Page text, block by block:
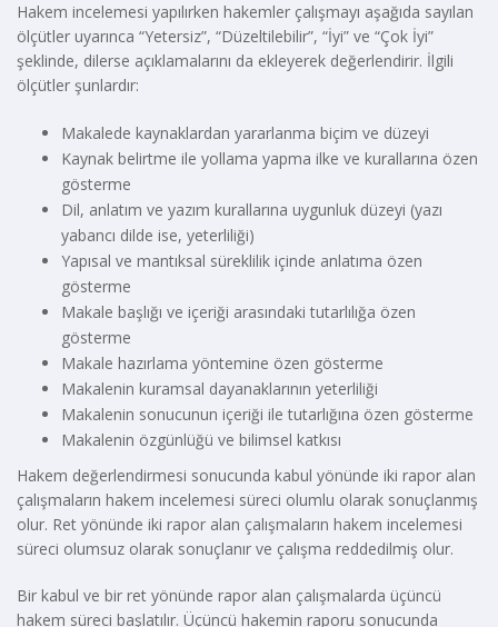
Hakem incelemesi yapılırken hakemler çalışmayı aşağıda sayılan
ölçütler uyarınca “Yetersiz”, “Düzeltilebilir”, “İyi” ve “Çok İyi”
şeklinde, dilerse açıklamalarını da ekleyerek değerlendirir. İlgili
ölçütler şunlardır:
Makalede kaynaklardan yararlanma biçim ve düzeyi
Kaynak belirtme ile yollama yapma ilke ve kurallarına özen
gösterme
Dil, anlatım ve yazım kurallarına uygunluk düzeyi (yazı
yabancı dilde ise, yeterliliği)
Yapısal ve mantıksal süreklilik içinde anlatıma özen
gösterme
Makale başlığı ve içeriği arasındaki tutarlılığa özen
gösterme
Makale hazırlama yöntemine özen gösterme
Makalenin kuramsal dayanaklarının yeterliliği
Makalenin sonucunun içeriği ile tutarlığına özen gösterme
Makalenin özgünlüğü ve bilimsel katkısı
Hakem değerlendirmesi sonucunda kabul yönünde iki rapor alan
çalışmaların hakem incelemesi süreci olumlu olarak sonuçlanmış
olur. Ret yönünde iki rapor alan çalışmaların hakem incelemesi
süreci olumsuz olarak sonuçlanır ve çalışma reddedilmiş olur.
Bir kabul ve bir ret yönünde rapor alan çalışmalarda üçüncü
hakem süreci başlatılır. Üçüncü hakemin raporu sonucunda